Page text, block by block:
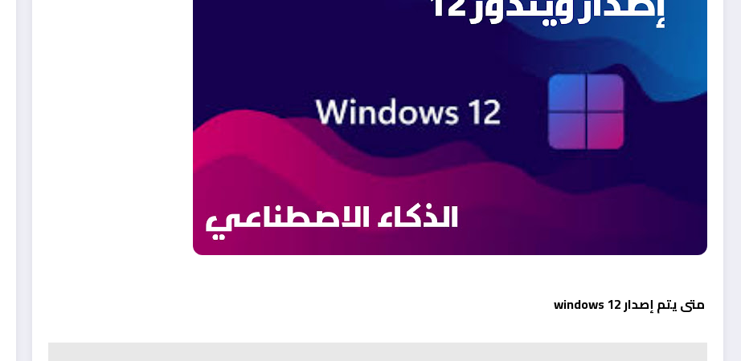
متى يتم إصدار windows 12